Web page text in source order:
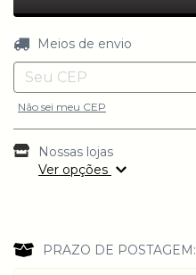
Entregas para o CEP:
Meios de envio
Não sei meu CEP
Nossas lojas
Ver opções
PRAZO DE POSTAGEM: